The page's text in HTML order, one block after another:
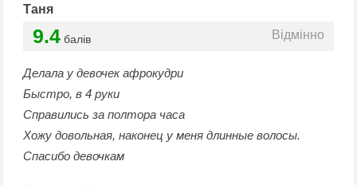
Таня
9.4 балів Відмінно
Делала у девочек афрокудри
Быстро, в 4 руки
Справились за полтора часа
Хожу довольная, наконец у меня длинные волосы.
Спасибо девочкам